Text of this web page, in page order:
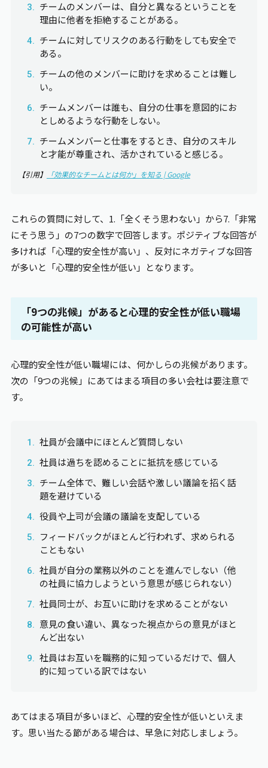
チームのメンバーは、自分と異なるということを
理由に他者を拒絶することがある。
チームに対してリスクのある行動をしても安全で
ある。
チームの他のメンバーに助けを求めることは難し
い。
チームメンバーは誰も、自分の仕事を意図的にお
としめるような行動をしない。
チームメンバーと仕事をするとき、自分のスキル
と才能が尊重され、活かされていると感じる。
【引用】 「効果的なチームとは何か」を知る | Google
これらの質問に対して、1.「全くそう思わない」から7.「非常
にそう思う」の7つの数字で回答します。ポジティブな回答が
多ければ「心理的安全性が高い」、反対にネガティブな回答
が多いと「心理的安全性が低い」となります。
「9つの兆候」があると心理的安全性が低い職場
の可能性が高い
心理的安全性が低い職場には、何かしらの兆候があります。
次の「9つの兆候」にあてはまる項目の多い会社は要注意で
す。
社員が会議中にほとんど質問しない
社員は過ちを認めることに抵抗を感じている
チーム全体で、難しい会話や激しい議論を招く話
題を避けている
役員や上司が会議の議論を支配している
フィードバックがほとんど行われず、求められる
こともない
社員が自分の業務以外のことを進んでしない（他
の社員に協力しようという意思が感じられない）
社員同士が、お互いに助けを求めることがない
意見の食い違い、異なった視点からの意見がほと
んど出ない
社員はお互いを職務的に知っているだけで、個人
的に知っている訳ではない
あてはまる項目が多いほど、心理的安全性が低いといえま
す。思い当たる節がある場合は、早急に対応しましょう。